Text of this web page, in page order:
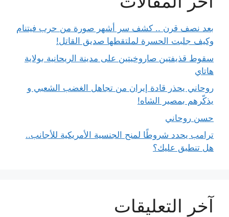
بعد نصف قرن .. كشف سر أشهر صورة من حرب فيتنام
وكيف جلبت الحسرة لملتقطها صديق القاتل!
سقوط قذيفتين صاروخيتين على مدينة الريحانية بولاية
هاتاي
روحاني يحذر قادة إيران من تجاهل الغضب الشعبي و
يذكّرهم بمصير الشاه!
حسن روحاني
ترامب يحدد شروطًا لمنح الجنسية الأمريكية للأجانب..
هل تنطبق عليك؟
آخر التعليقات